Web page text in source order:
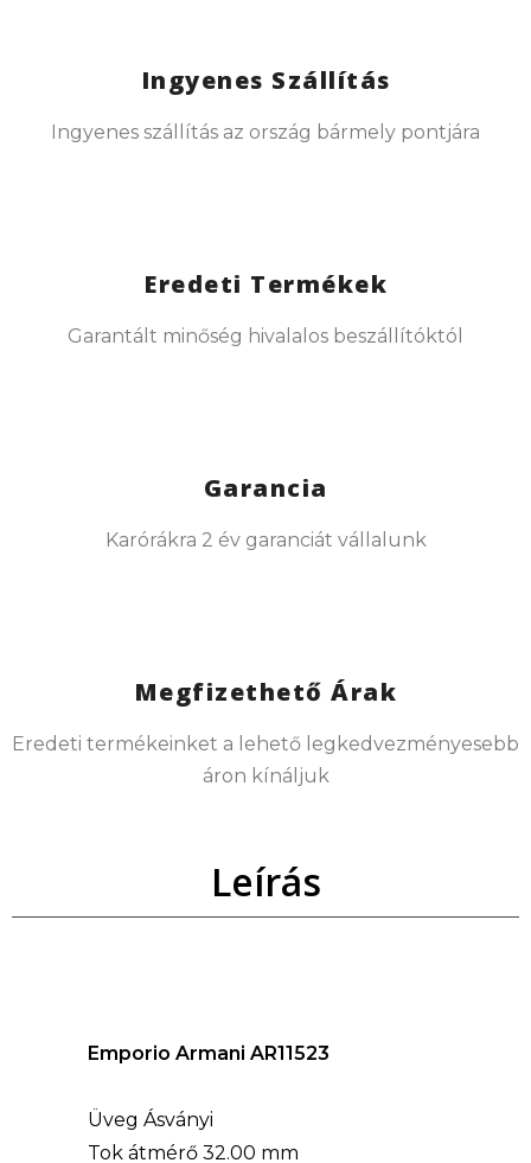
Ingyenes Szállítás
Ingyenes szállítás az ország bármely pontjára
Eredeti Termékek
Garantált minőség hivalalos beszállítóktól
Garancia
Karórákra 2 év garanciát vállalunk
Megfizethető Árak
Eredeti termékeinket a lehető legkedvezményesebb
áron kínáljuk
Leírás
Emporio Armani AR11523
Üveg Ásványi
Tok átmérő 32.00 mm